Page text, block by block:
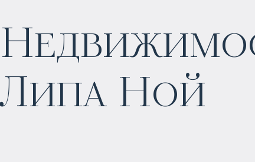
Липа Ной
$ 262 679
Прогнозируемый доход
5% годовых